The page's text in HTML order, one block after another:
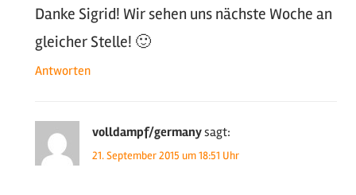
Danke Sigrid! Wir sehen uns nächste Woche an
gleicher Stelle! 🙂
Antworten
volldampf/germanysagt:
21. September 2015 um 18:51 Uhr